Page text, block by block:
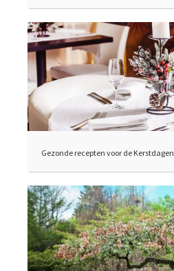
Gezonde recepten voor de Kerstdagen